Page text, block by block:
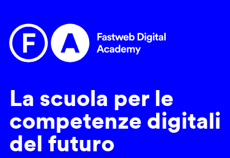
La scuola per le
competenze digitali
del futuro